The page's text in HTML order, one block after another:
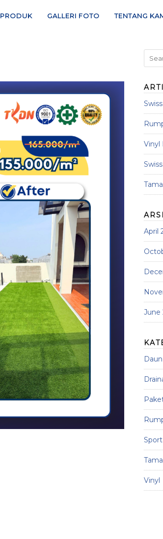
PRODUK GALLERI FOTO TENTANG
Vinyl
April
June
Sport
Vinyl